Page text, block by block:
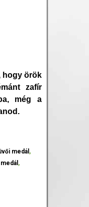
hogy örök
zafír
még a
medál ,
,